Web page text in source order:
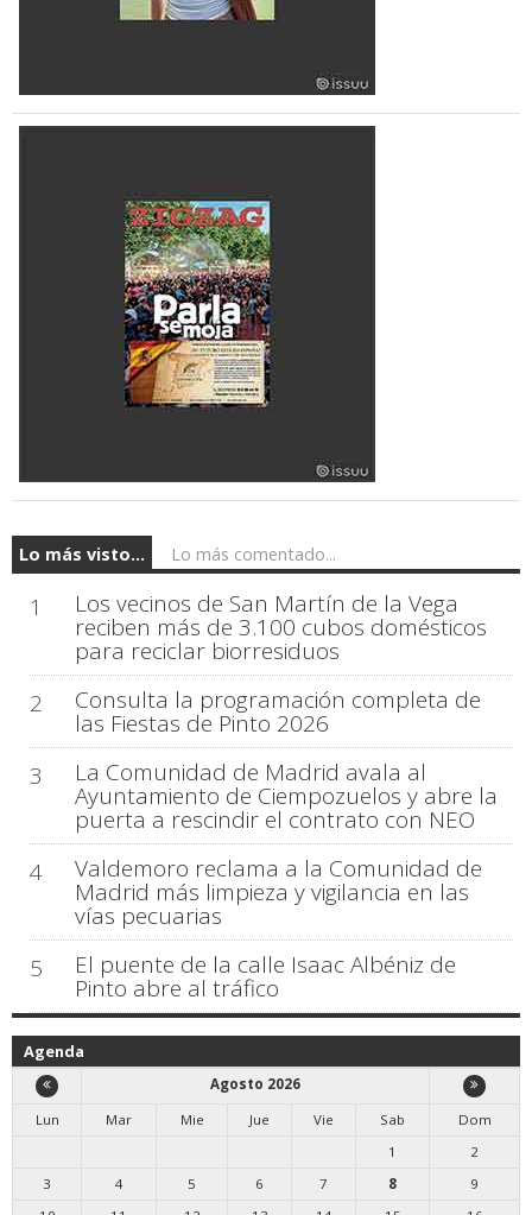
Lo más visto... Lo más comentado...
1 Los vecinos de San Martín de la Vega
reciben más de 3.100 cubos domésticos
para reciclar biorresiduos
2
Consulta la programación completa de
las Fiestas de Pinto 2026
3
La Comunidad de Madrid avala al
Ayuntamiento de Ciempozuelos y abre la
puerta a rescindir el contrato con NEO
4
Valdemoro reclama a la Comunidad de
Madrid más limpieza y vigilancia en las
vías pecuarias
5
El puente de la calle Isaac Albéniz de
Pinto abre al tráfico
Agenda
Agosto 2026
Lun
Mar Mie Jue Vie Sab
Dom
1
2
3
4 5 6 7 8
9